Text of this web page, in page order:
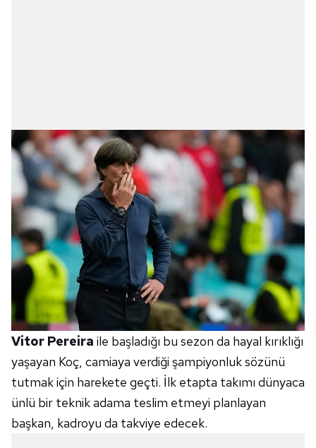
Vitor Pereira ile başladığı bu sezon da hayal kırıklığı
yaşayan Koç, camiaya verdiği şampiyonluk sözünü
tutmak için harekete geçti. İlk etapta takımı dünyaca
ünlü bir teknik adama teslim etmeyi planlayan
başkan, kadroyu da takviye edecek.